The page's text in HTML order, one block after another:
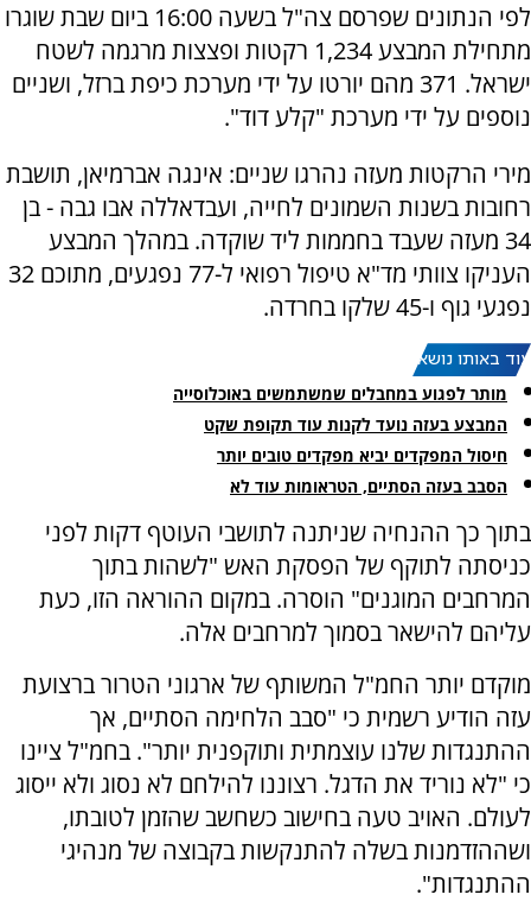
לפי הנתונים שפרסם צה"ל בשעה 16:00 ביום שבת שוגרו
מתחילת המבצע 1,234 רקטות ופצצות מרגמה לשטח
ישראל. 371 מהם יורטו על ידי מערכת כיפת ברזל, ושניים
נוספים על ידי מערכת "קלע דוד".
מירי הרקטות מעזה נהרגו שניים: אינגה אברמיאן, תושבת
רחובות בשנות השמונים לחייה, ועבדאללה אבו גבה - בן
34 מעזה שעבד בחממות ליד שוקדה. במהלך המבצע
העניקו צוותי מד"א טיפול רפואי ל-77 נפגעים, מתוכם 32
נפגעי גוף ו-45 שלקו בחרדה.
עוד באותו נושא:
מותר לפגוע במחבלים שמשתמשים באוכלוסייה
המבצע בעזה נועד לקנות עוד תקופת שקט
חיסול המפקדים יביא מפקדים טובים יותר
הסבב בעזה הסתיים, הטראומות עוד לא
בתוך כך ההנחיה שניתנה לתושבי העוטף דקות לפני
כניסתה לתוקף של הפסקת האש "לשהות בתוך
המרחבים המוגנים" הוסרה. במקום ההוראה הזו, כעת
עליהם להישאר בסמוך למרחבים אלה.
מוקדם יותר החמ"ל המשותף של ארגוני הטרור ברצועת
עזה הודיע רשמית כי "סבב הלחימה הסתיים, אך
ההתנגדות שלנו עוצמתית ותוקפנית יותר". בחמ"ל ציינו
כי "לא נוריד את הדגל. רצוננו להילחם לא נסוג ולא ייסוג
לעולם. האויב טעה בחישוב כשחשב שהזמן לטובתו,
ושההזדמנות בשלה להתנקשות בקבוצה של מנהיגי
ההתנגדות".